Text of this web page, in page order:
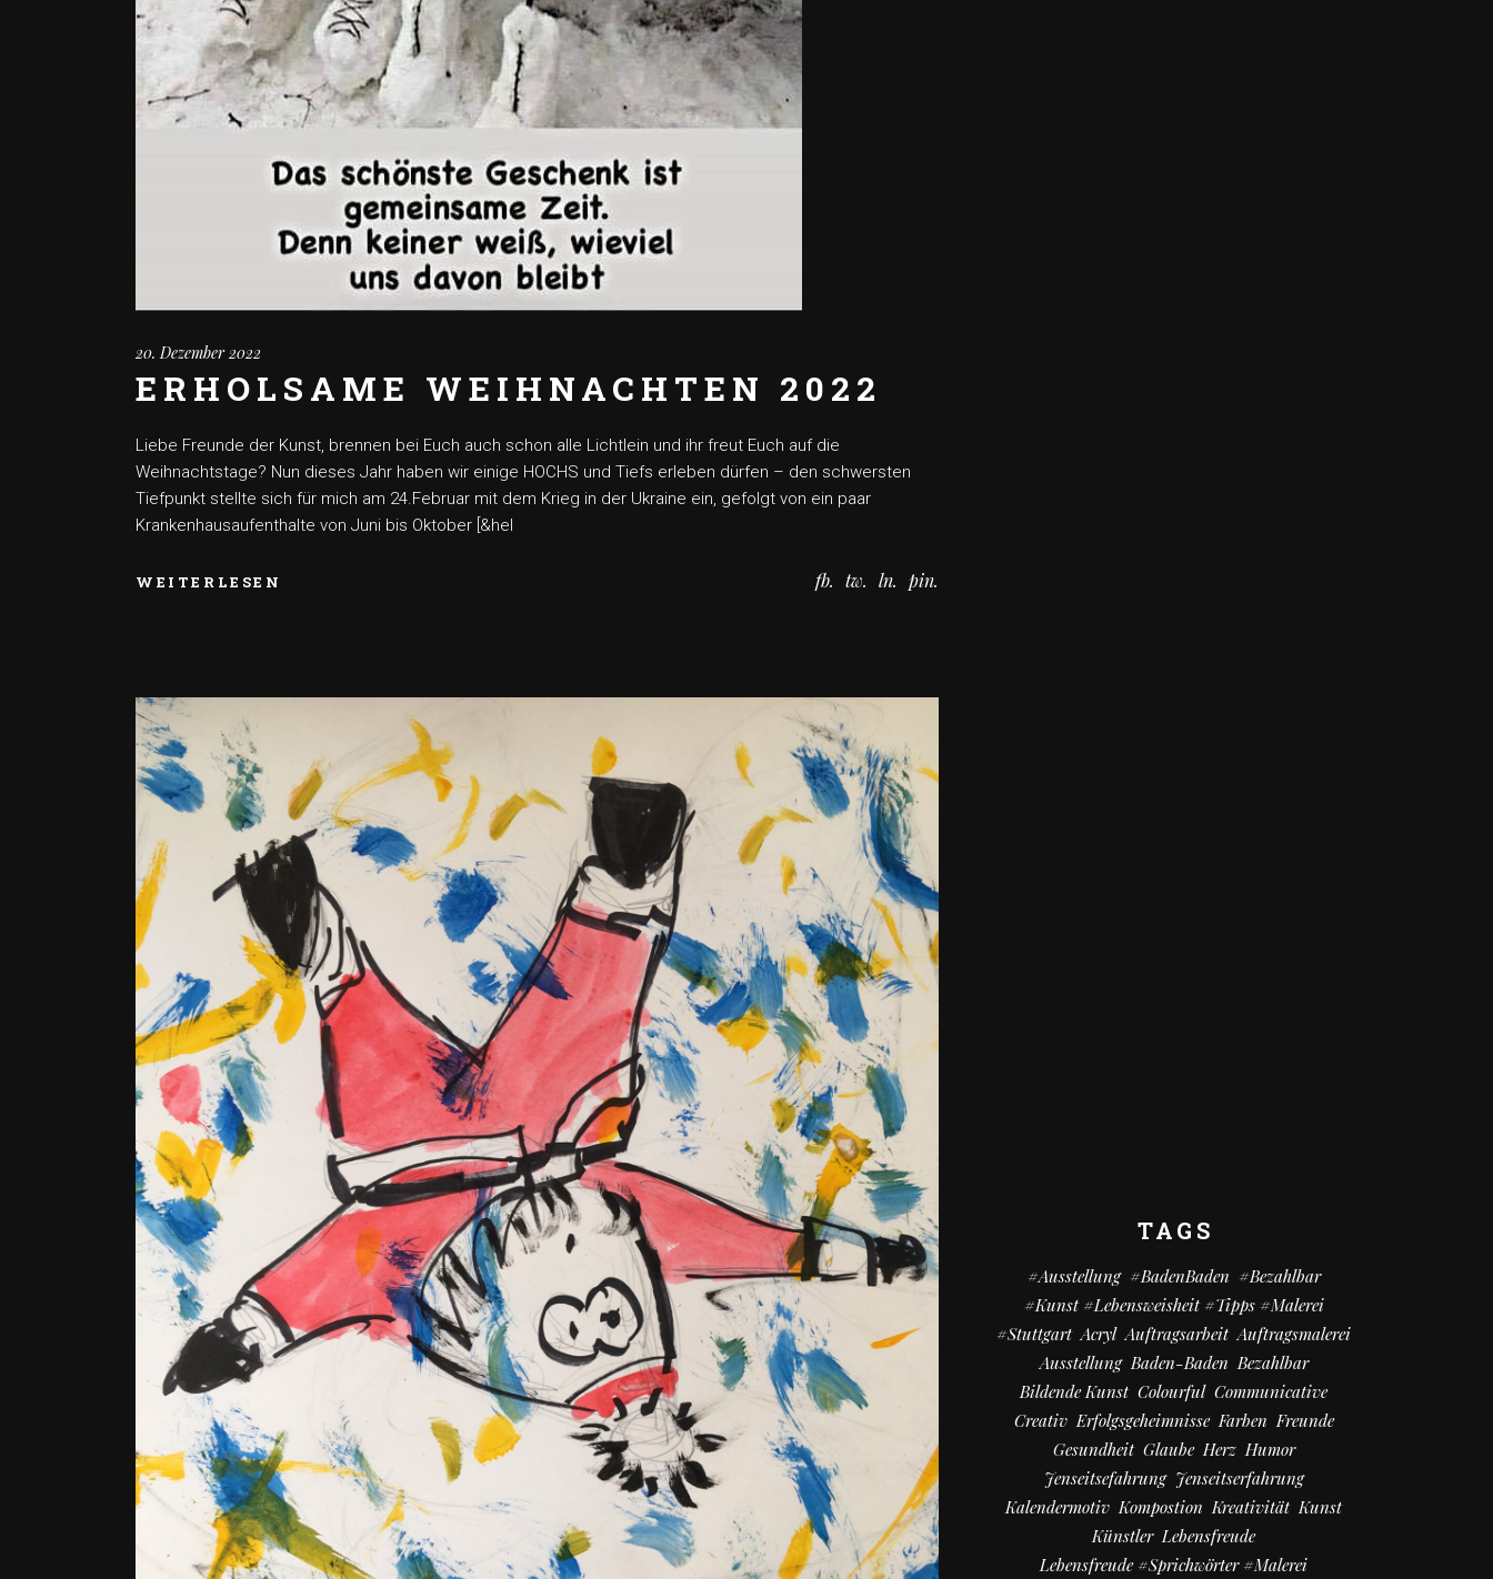
20. Dezember 2022
ERHOLSAME WEIHNACHTEN 2022
Liebe Freunde der Kunst, brennen bei Euch auch schon alle Lichtlein und ihr freut Euch auf die
Weihnachtstage? Nun dieses Jahr haben wir einige HOCHS und Tiefs erleben dürfen – den schwersten
Tiefpunkt stellte sich für mich am 24.Februar mit dem Krieg in der Ukraine ein, gefolgt von ein paar
Krankenhausaufenthalte von Juni bis Oktober [&hel
WEITERLESEN fb tw ln pin
TAGS
#Ausstellung #BadenBaden #bezahlbar
#kunst #Lebensweisheit #Tipps #Malerei
#Stuttgart Acryl Auftragsarbeit Auftragsmalerei
Ausstellung Baden-Baden Bezahlbar
Bildende Kunst Colourful Communicative
Creativ Erfolgsgeheimnisse Farben Freunde
Gesundheit Glaube Herz Humor
Jenseitsefahrung Jenseitserfahrung
Kalendermotiv Kompostion Kreativität Kunst
Künstler Lebensfreude
Lebensfreude #Sprichwörter #Malerei